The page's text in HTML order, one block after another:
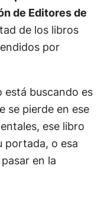
de Editores de
de los libros
por
está buscando es
se pierde en ese
ese libro
portada, o esa
en la